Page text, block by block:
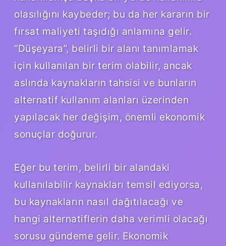
olasılığını kaybeder; bu da her kararın bir
fırsat maliyeti taşıdığı anlamına gelir.
“Düşeyara”, belirli bir alanı tanımlamak
için kullanılan bir terim olabilir, ancak
aslında kaynakların tahsisi ve bunların
alternatif kullanım alanları üzerinden
yapılacak her değişim, önemli ekonomik
sonuçlar doğurur.
Eğer bu terim, belirli bir alandaki
kullanılabilir kaynakları temsil ediyorsa,
bu kaynakların nasıl dağıtılacağı ve
hangi alternatiflerin daha verimli olacağı
sorusu gündeme gelir. Ekonomik